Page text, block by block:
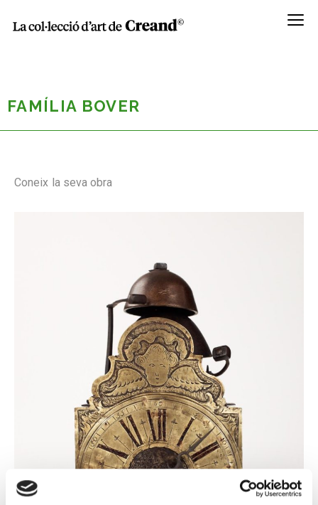
Menú
FAMÍLIA BOVER
Coneix la seva obra